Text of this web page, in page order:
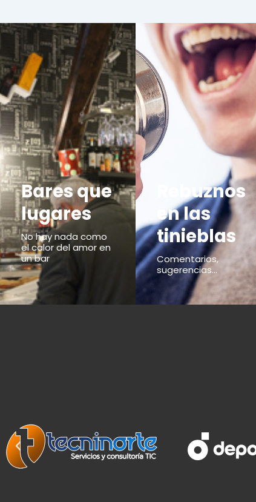
Bares que
lugares
No hay nada como
el calor del amor en
un bar
Rebuznos
en las
tinieblas
Comentarios,
sugerencias...